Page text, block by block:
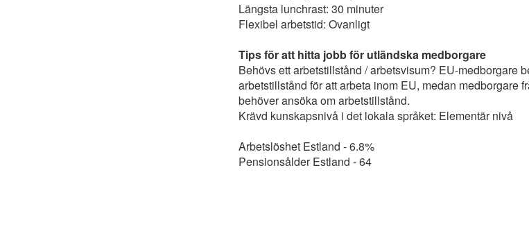
Längsta lunchrast: 30 minuter
Flexibel arbetstid: Ovanligt
Tips för att hitta jobb för utländska medborgare
Behövs ett arbetstillstånd / arbetsvisum? EU-medborgare
arbetstillstånd för att arbeta inom EU, medan medborgare
behöver ansöka om arbetstillstånd.
Krävd kunskapsnivå i det lokala språket: Elementär nivå
Arbetslöshet Estland - 6.8%
Pensionsålder Estland - 64